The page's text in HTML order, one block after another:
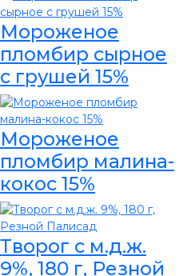
Мороженое
пломбир сырное
с грушей 15%
Мороженое
пломбир малина-
кокос 15%
Творог с м.д.ж.
9%, 180 г, Резной